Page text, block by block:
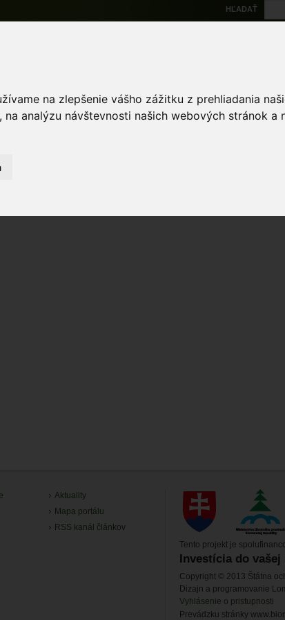
na zlepšenie vášho zážitku z prehliadania
analýzu návštevnosti našich webových stránok
HĽADAŤ
dáta Atlas Chránené územia Mapové nástroje
Aktuality
Mapa portálu
RSS kanál článkov
Tento projekt je
Investícia do vašej
Copyright © 2013 Štátna
Dizajn a programovanie
Vyhlásenie o pristupnosti
Prevádzku stránky